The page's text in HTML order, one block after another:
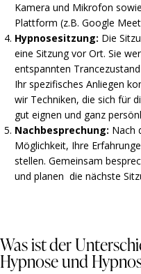
Kamera und Mikrofon
Plattform (z.B. Google
Hypnosesitzung: Die
eine Sitzung vor Ort. Sie
entspannten
Ihr spezifisches Anliegen
wir Techniken, die sich für
gut eignen und ganz
Nachbesprechung: Nach
Möglichkeit, Ihre
stellen. Gemeinsam
und planen die nächste
Was ist der
Hypnose und